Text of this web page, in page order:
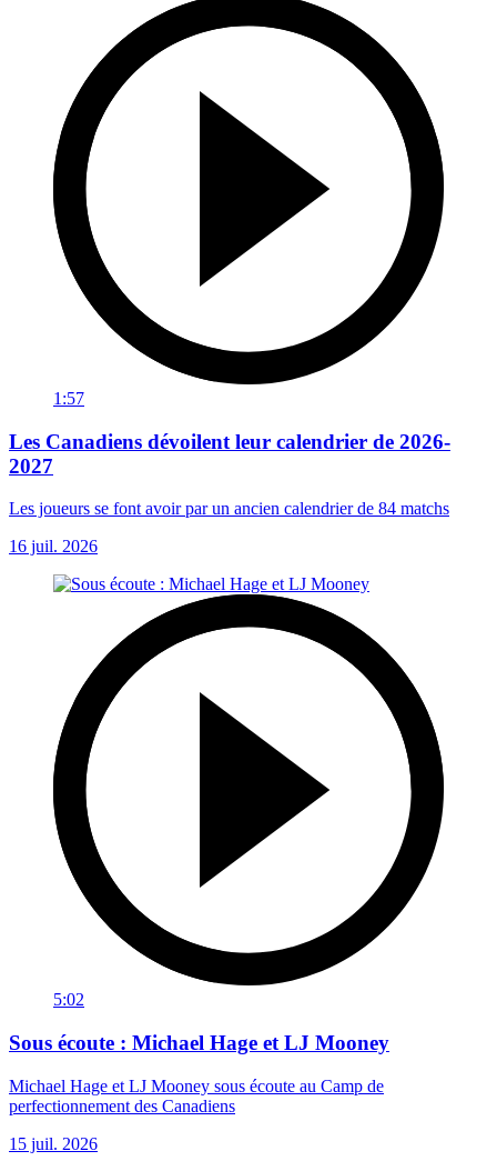
1:57
Les Canadiens dévoilent leur calendrier de 2026-
2027
Les joueurs se font avoir par un ancien calendrier de 84 matchs
16 juil. 2026
5:02
Sous écoute : Michael Hage et LJ Mooney
Michael Hage et LJ Mooney sous écoute au Camp de
perfectionnement des Canadiens
15 juil. 2026